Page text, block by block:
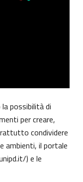
possibilità di
per creare,
condividere
ambienti, il portale
) e le